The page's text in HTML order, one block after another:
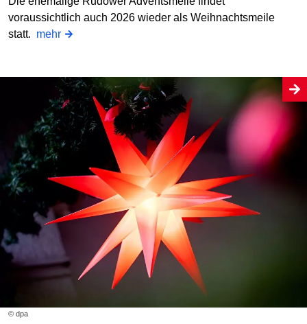
voraussichtlich auch 2026 wieder als Weihnachtsmeile
statt. mehr
© dpa